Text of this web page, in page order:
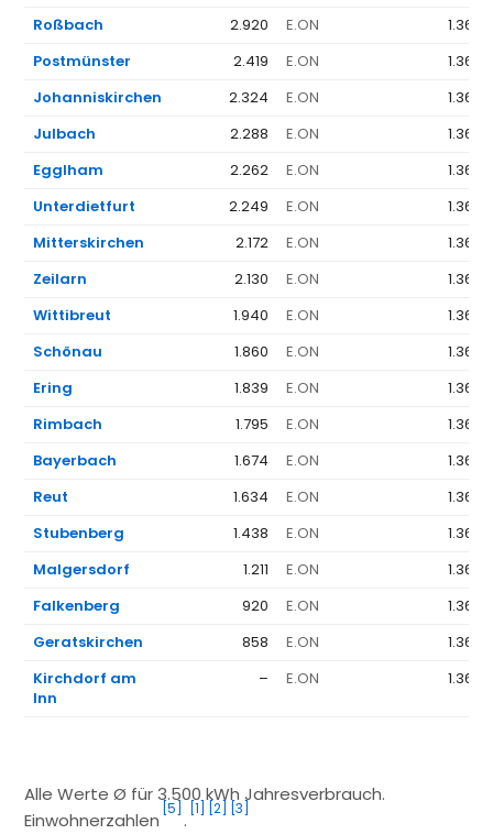
Roßbach
2.920 E.ON
1.368
Postmünster
2.419 E.ON
1.368
Johanniskirchen
2.324 E.ON
1.368
Julbach
2.288 E.ON
1.368
Egglham
2.262 E.ON
1.368
Unterdietfurt
2.249 E.ON
1.368
Mitterskirchen
2.172 E.ON
1.368
Zeilarn
2.130 E.ON
1.368
Wittibreut
1.940 E.ON
1.368
Schönau
1.860 E.ON
1.368
Ering
1.839 E.ON
1.368
Rimbach
1.795 E.ON
1.368
Bayerbach
1.674 E.ON
1.368
Reut
1.634 E.ON
1.368
Stubenberg
1.438 E.ON
1.368
Malgersdorf
1.211 E.ON
1.368
Falkenberg
920 E.ON
1.368
Geratskirchen
858 E.ON
1.368
Kirchdorf am
Inn
– E.ON 1.368
Alle Werte Ø für 3.500 kWh Jahresverbrauch.
Einwohnerzahlen
[5]
.
[1] [2] [3]